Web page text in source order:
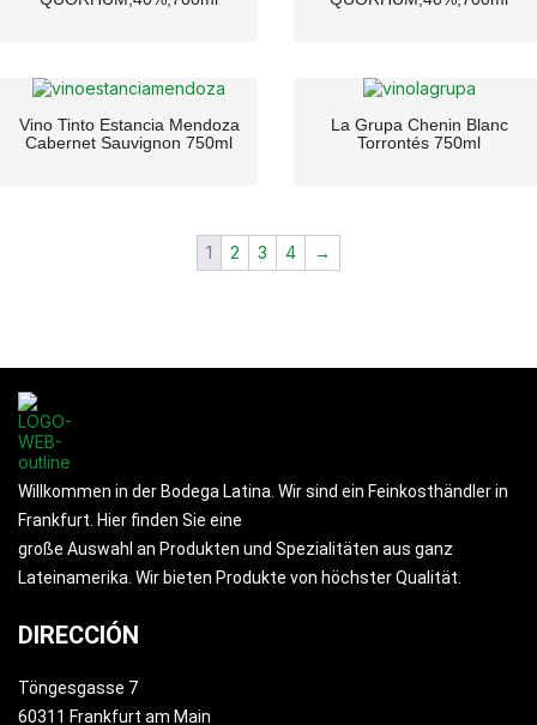
Vino Tinto Estancia Mendoza
Cabernet Sauvignon 750ml
La Grupa Chenin Blanc
Torrontés 750ml
1 2 3 4 →
Willkommen in der Bodega Latina. Wir sind ein Feinkosthändler in
Frankfurt. Hier finden Sie eine
große Auswahl an Produkten und Spezialitäten aus ganz
Lateinamerika. Wir bieten Produkte von höchster Qualität.
DIRECCIÓN
Töngesgasse 7
60311 Frankfurt am Main